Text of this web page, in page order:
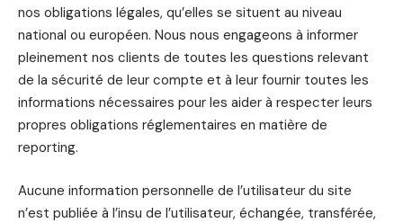
nos obligations légales, qu’elles se situent au niveau
national ou européen. Nous nous engageons à informer
pleinement nos clients de toutes les questions relevant
de la sécurité de leur compte et à leur fournir toutes les
informations nécessaires pour les aider à respecter leurs
propres obligations réglementaires en matière de
reporting.
Aucune information personnelle de l’utilisateur du site
n’est publiée à l’insu de l’utilisateur, échangée, transférée,